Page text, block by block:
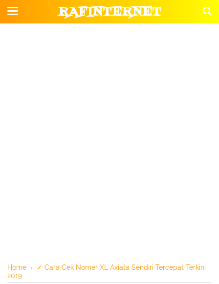
RAFINTERNET
Home › ✓ Cara Cek Nomer XL Axiata Sendiri Tercepat Terkini
2019